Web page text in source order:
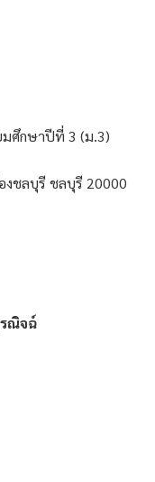
ศึกษาปีที่ 3 (ม.3)
งชลบุรี ชลบุรี 20000
ณิจฉ์